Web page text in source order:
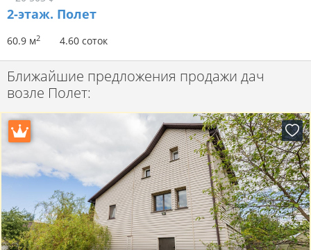
2-этаж. Полет
60.9 м2 4.60 соток
Ближайшие предложения продажи дач
возле Полет: